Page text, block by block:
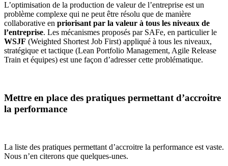
L’optimisation de la production de valeur de l’entreprise est un
problème complexe qui ne peut être résolu que de manière
collaborative en priorisant par la valeur à tous les niveaux de
l’entreprise. Les mécanismes proposés par SAFe, en particulier le
WSJF (Weighted Shortest Job First) appliqué à tous les niveaux,
stratégique et tactique (Lean Portfolio Management, Agile Release
Train et équipes) est une façon d’adresser cette problématique.
Mettre en place des pratiques permettant d’accroitre
la performance
La liste des pratiques permettant d’accroitre la performance est vaste.
Nous n’en citerons que quelques-unes.